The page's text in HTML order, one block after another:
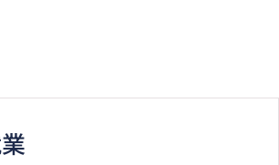
可計算一科其他語言科目（丙類科
以前之其他語言科目取得「D或E級」